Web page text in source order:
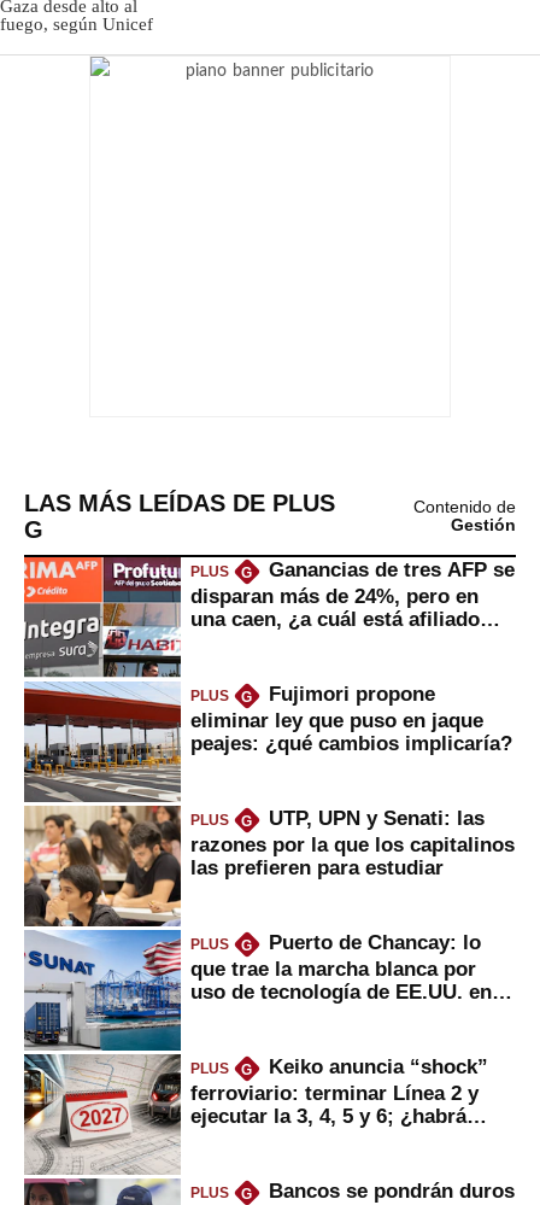
LAS MÁS LEÍDAS DE PLUS
G
Contenido de
Gestión
PLUS G
Ganancias de tres AFP se
disparan más de 24%, pero en
una caen, ¿a cuál está afiliado
PLUS G
Fujimori propone
eliminar ley que puso en jaque
peajes: ¿qué cambios implicaría?
PLUS G
UTP, UPN y Senati: las
razones por la que los capitalinos
las prefieren para estudiar
PLUS G
Puerto de Chancay: lo
que trae la marcha blanca por
uso de tecnología de EE.UU. en
PLUS G
Keiko anuncia “shock”
ferroviario: terminar Línea 2 y
ejecutar la 3, 4, 5 y 6; ¿habrá
PLUS G
Bancos se pondrán duros